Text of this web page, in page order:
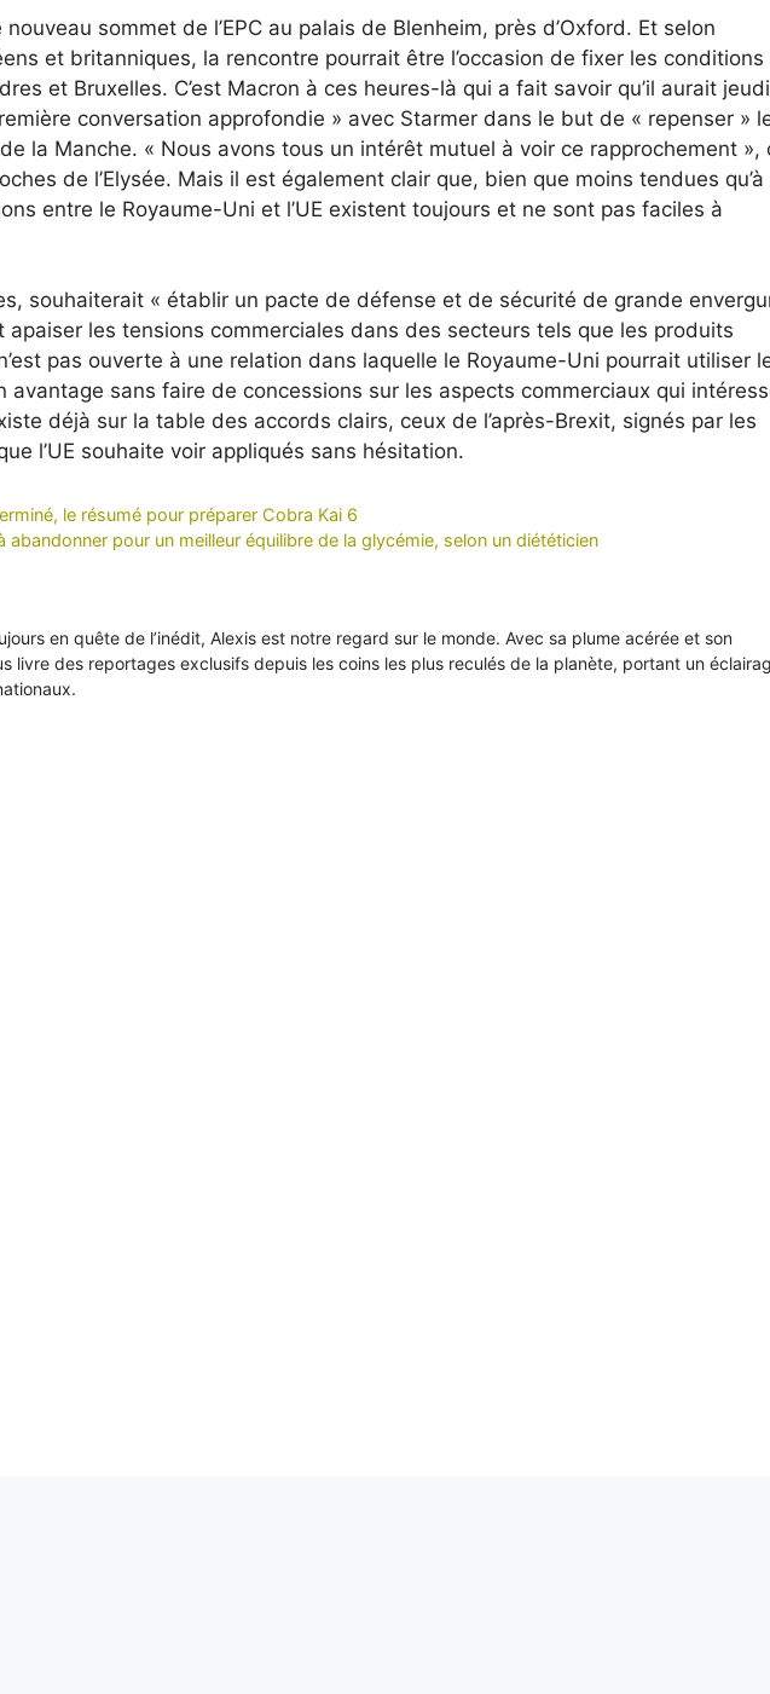
sommet de l’EPC au palais de Blenheim, près d’Oxford. Et selon
et britanniques, la rencontre pourrait être l’occasion de fixer les conditions
et Bruxelles. C’est Macron à ces heures-là qui a fait savoir qu’il aurait
conversation approfondie » avec Starmer dans le but de « repenser »
la Manche. « Nous avons tous un intérêt mutuel à voir ce rapprochement »,
de l’Elysée. Mais il est également clair que, bien que moins tendues qu’à
entre le Royaume-Uni et l’UE existent toujours et ne sont pas faciles à
souhaiterait « établir un pacte de défense et de sécurité de grande
apaiser les tensions commerciales dans des secteurs tels que les produits
pas ouverte à une relation dans laquelle le Royaume-Uni pourrait utiliser
avantage sans faire de concessions sur les aspects commerciaux qui
déjà sur la table des accords clairs, ceux de l’après-Brexit, signés par les
l’UE souhaite voir appliqués sans hésitation.
le résumé pour préparer Cobra Kai 6
abandonner pour un meilleur équilibre de la glycémie, selon un diététicien
en quête de l’inédit, Alexis est notre regard sur le monde. Avec sa plume acérée et son
livre des reportages exclusifs depuis les coins les plus reculés de la planète, portant un